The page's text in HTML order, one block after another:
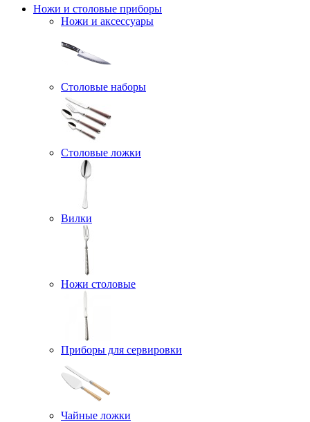
Ножи и столовые приборы
Ножи и аксессуары
Столовые наборы
Столовые ложки
Вилки
Ножи столовые
Приборы для сервировки
Чайные ложки